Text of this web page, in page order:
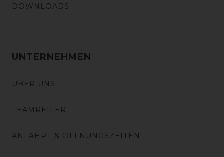
DOWNLOADS
UNTERNEHMEN
ÜBER UNS
TEAMREITER
ANFAHRT & ÖFFNUNGSZEITEN